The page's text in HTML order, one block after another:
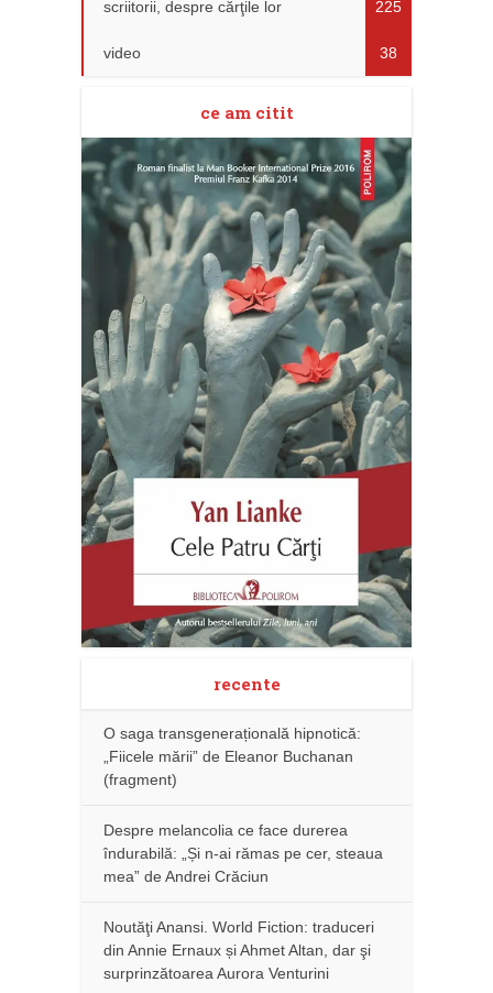
scriitorii, despre cărţile lor 225
video 38
ce am citit
recente
O saga transgenerațională hipnotică:
„Fiicele mării” de Eleanor Buchanan
(fragment)
Despre melancolia ce face durerea
îndurabilă: „Și n-ai rămas pe cer, steaua
mea” de Andrei Crăciun
Noutăţi Anansi. World Fiction: traduceri
din Annie Ernaux și Ahmet Altan, dar şi
surprinzătoarea Aurora Venturini